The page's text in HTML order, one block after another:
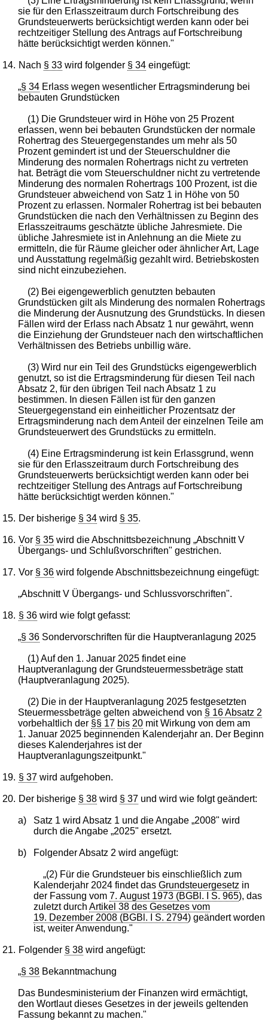
sie für den Erlasszeitraum durch Fortschreibung des
Grundsteuerwerts berücksichtigt werden kann oder bei
rechtzeitiger Stellung des Antrags auf Fortschreibung
hätte berücksichtigt werden können."
14. Nach § 33 wird folgender § 34 eingefügt:
„§ 34 Erlass wegen wesentlicher Ertragsminderung bei
bebauten Grundstücken
(1) Die Grundsteuer wird in Höhe von 25 Prozent
erlassen, wenn bei bebauten Grundstücken der normale
Rohertrag des Steuergegenstandes um mehr als 50
Prozent gemindert ist und der Steuerschuldner die
Minderung des normalen Rohertrags nicht zu vertreten
hat. Beträgt die vom Steuerschuldner nicht zu vertretende
Minderung des normalen Rohertrags 100 Prozent, ist die
Grundsteuer abweichend von Satz 1 in Höhe von 50
Prozent zu erlassen. Normaler Rohertrag ist bei bebauten
Grundstücken die nach den Verhältnissen zu Beginn des
Erlasszeitraums geschätzte übliche Jahresmiete. Die
übliche Jahresmiete ist in Anlehnung an die Miete zu
ermitteln, die für Räume gleicher oder ähnlicher Art, Lage
und Ausstattung regelmäßig gezahlt wird. Betriebskosten
sind nicht einzubeziehen.
(2) Bei eigengewerblich genutzten bebauten
Grundstücken gilt als Minderung des normalen Rohertrags
die Minderung der Ausnutzung des Grundstücks. In diesen
Fällen wird der Erlass nach Absatz 1 nur gewährt, wenn
die Einziehung der Grundsteuer nach den wirtschaftlichen
Verhältnissen des Betriebs unbillig wäre.
(3) Wird nur ein Teil des Grundstücks eigengewerblich
genutzt, so ist die Ertragsminderung für diesen Teil nach
Absatz 2, für den übrigen Teil nach Absatz 1 zu
bestimmen. In diesen Fällen ist für den ganzen
Steuergegenstand ein einheitlicher Prozentsatz der
Ertragsminderung nach dem Anteil der einzelnen Teile am
Grundsteuerwert des Grundstücks zu ermitteln.
(4) Eine Ertragsminderung ist kein Erlassgrund, wenn
sie für den Erlasszeitraum durch Fortschreibung des
Grundsteuerwerts berücksichtigt werden kann oder bei
rechtzeitiger Stellung des Antrags auf Fortschreibung
hätte berücksichtigt werden können."
15. Der bisherige § 34 wird § 35.
16. Vor § 35 wird die Abschnittsbezeichnung „Abschnitt V
Übergangs- und Schlußvorschriften" gestrichen.
17. Vor § 36 wird folgende Abschnittsbezeichnung eingefügt:
„Abschnitt V Übergangs- und Schlussvorschriften".
18. § 36 wird wie folgt gefasst:
„§ 36 Sondervorschriften für die Hauptveranlagung 2025
(1) Auf den 1. Januar 2025 findet eine
Hauptveranlagung der Grundsteuermessbeträge statt
(Hauptveranlagung 2025).
(2) Die in der Hauptveranlagung 2025 festgesetzten
Steuermessbeträge gelten abweichend von § 16 Absatz 2
vorbehaltlich der §§ 17 bis 20 mit Wirkung von dem am
1. Januar 2025 beginnenden Kalenderjahr an. Der Beginn
dieses Kalenderjahres ist der
Hauptveranlagungszeitpunkt."
19. § 37 wird aufgehoben.
20. Der bisherige § 38 wird § 37 und wird wie folgt geändert:
a)
Satz 1 wird Absatz 1 und die Angabe „2008" wird
durch die Angabe „2025" ersetzt.
b) Folgender Absatz 2 wird angefügt:
„(2) Für die Grundsteuer bis einschließlich zum
Kalenderjahr 2024 findet das Grundsteuergesetz in
der Fassung vom 7. August 1973 (BGBl. I S. 965), das
zuletzt durch Artikel 38 des Gesetzes vom
19. Dezember 2008 (BGBl. I S. 2794) geändert worden
ist, weiter Anwendung."
21. Folgender § 38 wird angefügt:
„§ 38 Bekanntmachung
Das Bundesministerium der Finanzen wird ermächtigt,
den Wortlaut dieses Gesetzes in der jeweils geltenden
Fassung bekannt zu machen."